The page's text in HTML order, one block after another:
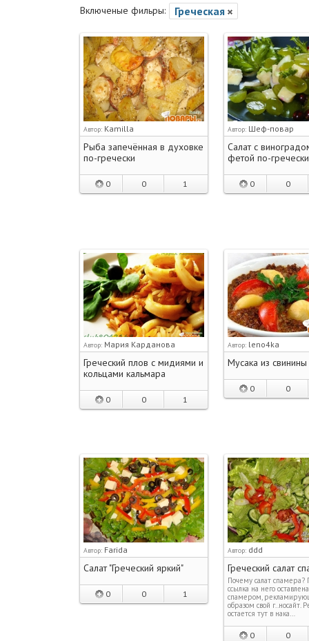
Включеные фильры: Греческая
Автор: Kamilla
Рыба запечённая в духовке
по-гречески
0 0 1
Автор: Шеф-повар
Салат с
фетой по-гречески
0 0
Автор: Мария Карданова
Греческий плов с мидиями и
кольцами кальмара
0 0 1
Автор: leno4ka
Мусака из свинины
0 0
Автор: Farida
Салат "Греческий яркий"
0 0 1
Автор: ddd
Греческий салат
Почему салат спамера?
ссылка на него
спамером,
образом свой г..носайт.
остается тут в нака…
0 0